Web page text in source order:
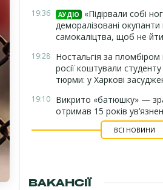
19:36 АУДІО
«Підірвали собі
деморалізовані
самокаліцтва, щоб не
19:28 Ностальгія за пломбіром
росії коштували
тюрми: у Харкові
19:10 Викрито «батюшку» —
отримав 15 років
ВСІ НОВИНИ
ВАКАНСІЇ